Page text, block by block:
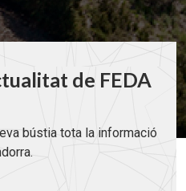
de FEDA
bústia tota la informació